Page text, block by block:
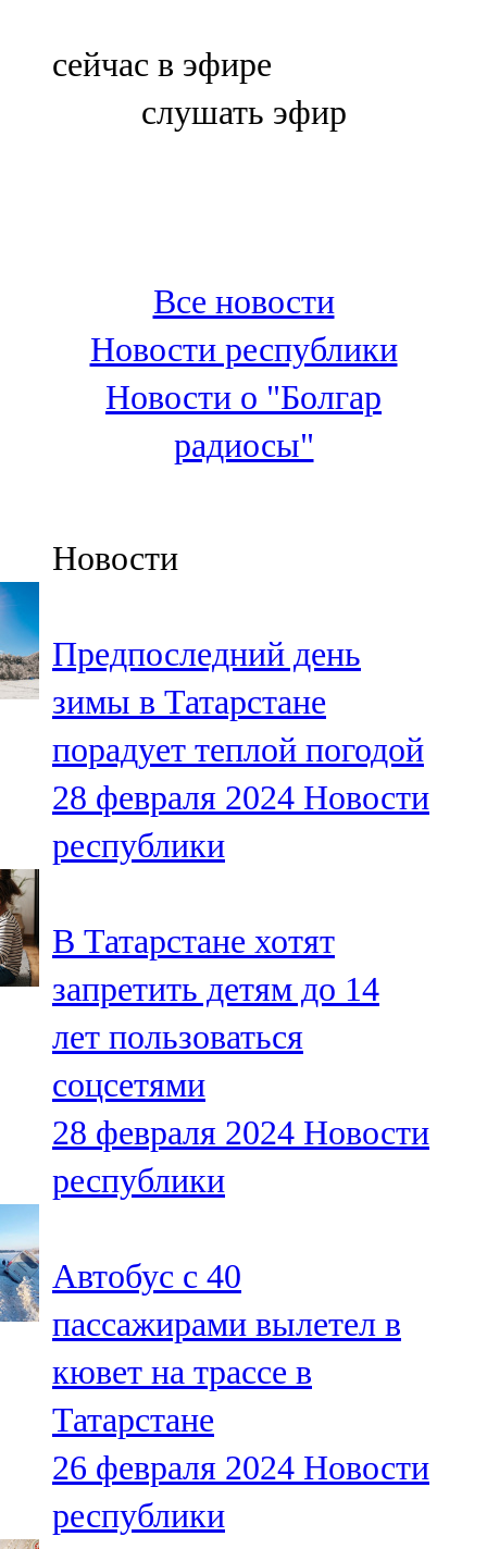
Болгар
100,3 FM
Зәй
106,6 FM
Кадыбаш
105,2 FM
91,5 FM
106,1 FM
Кама тамагы
71,51 FM
Кукмара
107,9 FM
102,1 FM
Мамадыш
106,2 FM
Минзәлә
107,3 FM
Мөслим
Нурлат
104,7 FM
Олы Әтнә
71,42 FM
Сарман
107,8 FM
сейчас в эфире
слушать эфир
Все новости
Новости республики
Новости о "Болгар
радиосы"
Новости
Предпоследний день
зимы в Татарстане
порадует теплой погодой
28 февраля 2024 Новости
республики
В Татарстане хотят
запретить детям до 14
лет пользоваться
соцсетями
28 февраля 2024 Новости
республики
Автобус с 40
пассажирами вылетел в
кювет на трассе в
Татарстане
26 февраля 2024 Новости
республики